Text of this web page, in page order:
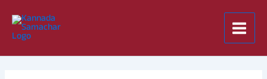
content